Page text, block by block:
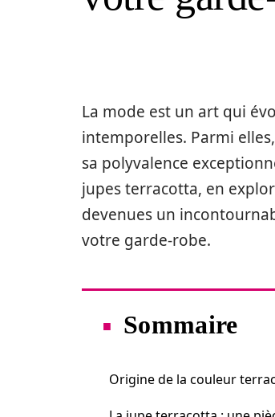
La mode est un art qui
intemporelles. Parmi
sa polyvalence
jupes terracotta, en
devenues un
votre garde-robe.
Sommaire
Origine de la couleur